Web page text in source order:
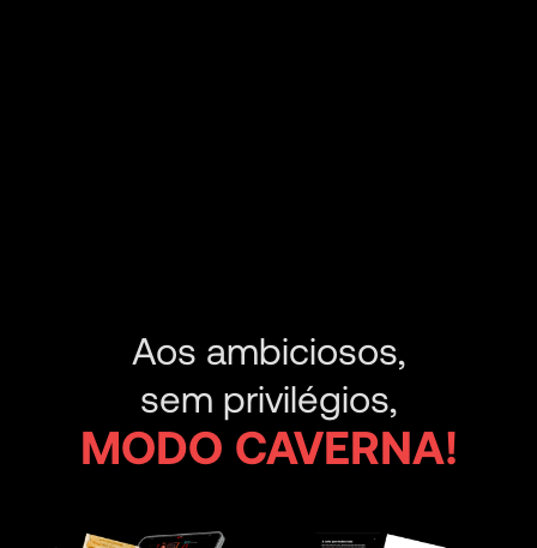
Aos ambiciosos,
sem privilégios,
MODO CAVERNA!